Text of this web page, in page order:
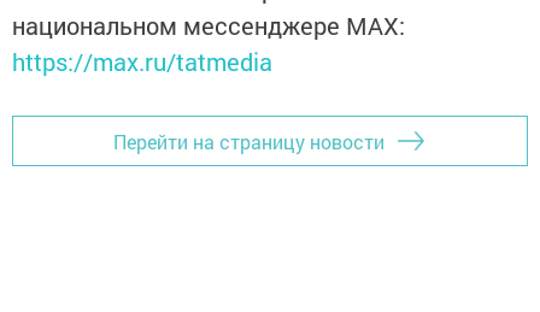
национальном мессенджере MАХ:
https://max.ru/tatmedia
Перейти на страницу новости